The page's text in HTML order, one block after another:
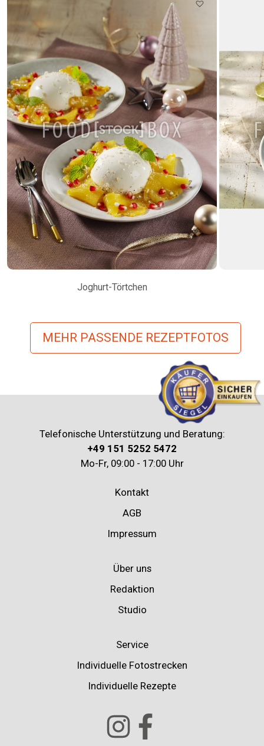
Joghurt-Törtchen
MEHR PASSENDE REZEPTFOTOS
Telefonische Unterstützung und Beratung:
+49 151 5252 5472
Mo-Fr, 09:00 - 17:00 Uhr
Kontakt
AGB
Impressum
Über uns
Redaktion
Studio
Service
Individuelle Fotostrecken
Individuelle Rezepte